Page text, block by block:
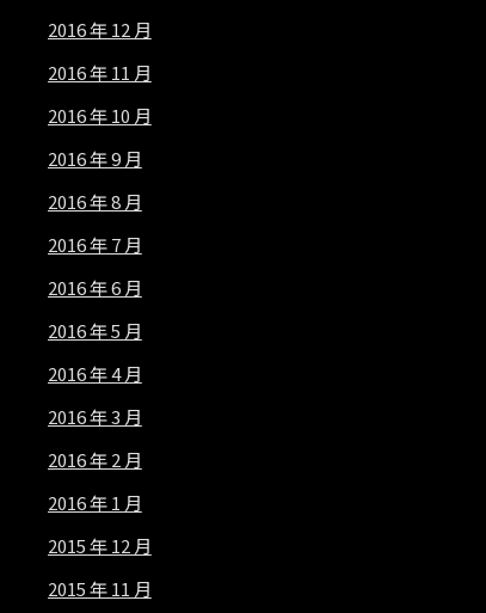
2016 年 12 月
2016 年 11 月
2016 年 10 月
2016 年 9 月
2016 年 8 月
2016 年 7 月
2016 年 6 月
2016 年 5 月
2016 年 4 月
2016 年 3 月
2016 年 2 月
2016 年 1 月
2015 年 12 月
2015 年 11 月